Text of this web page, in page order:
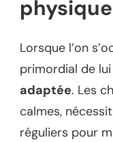
Lorsque l’on
primordial de
adaptée. Les
calmes,
réguliers pour